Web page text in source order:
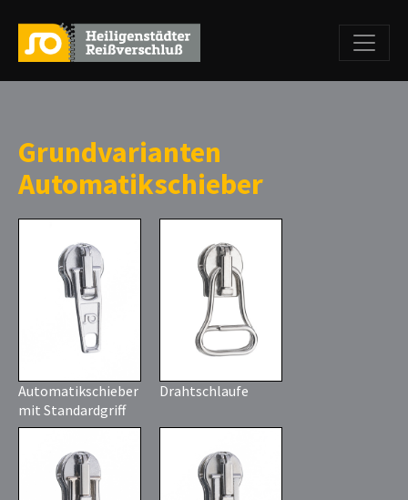
Grundvarianten
Automatikschieber
Automatikschieber
mit Standardgriff
Drahtschlaufe